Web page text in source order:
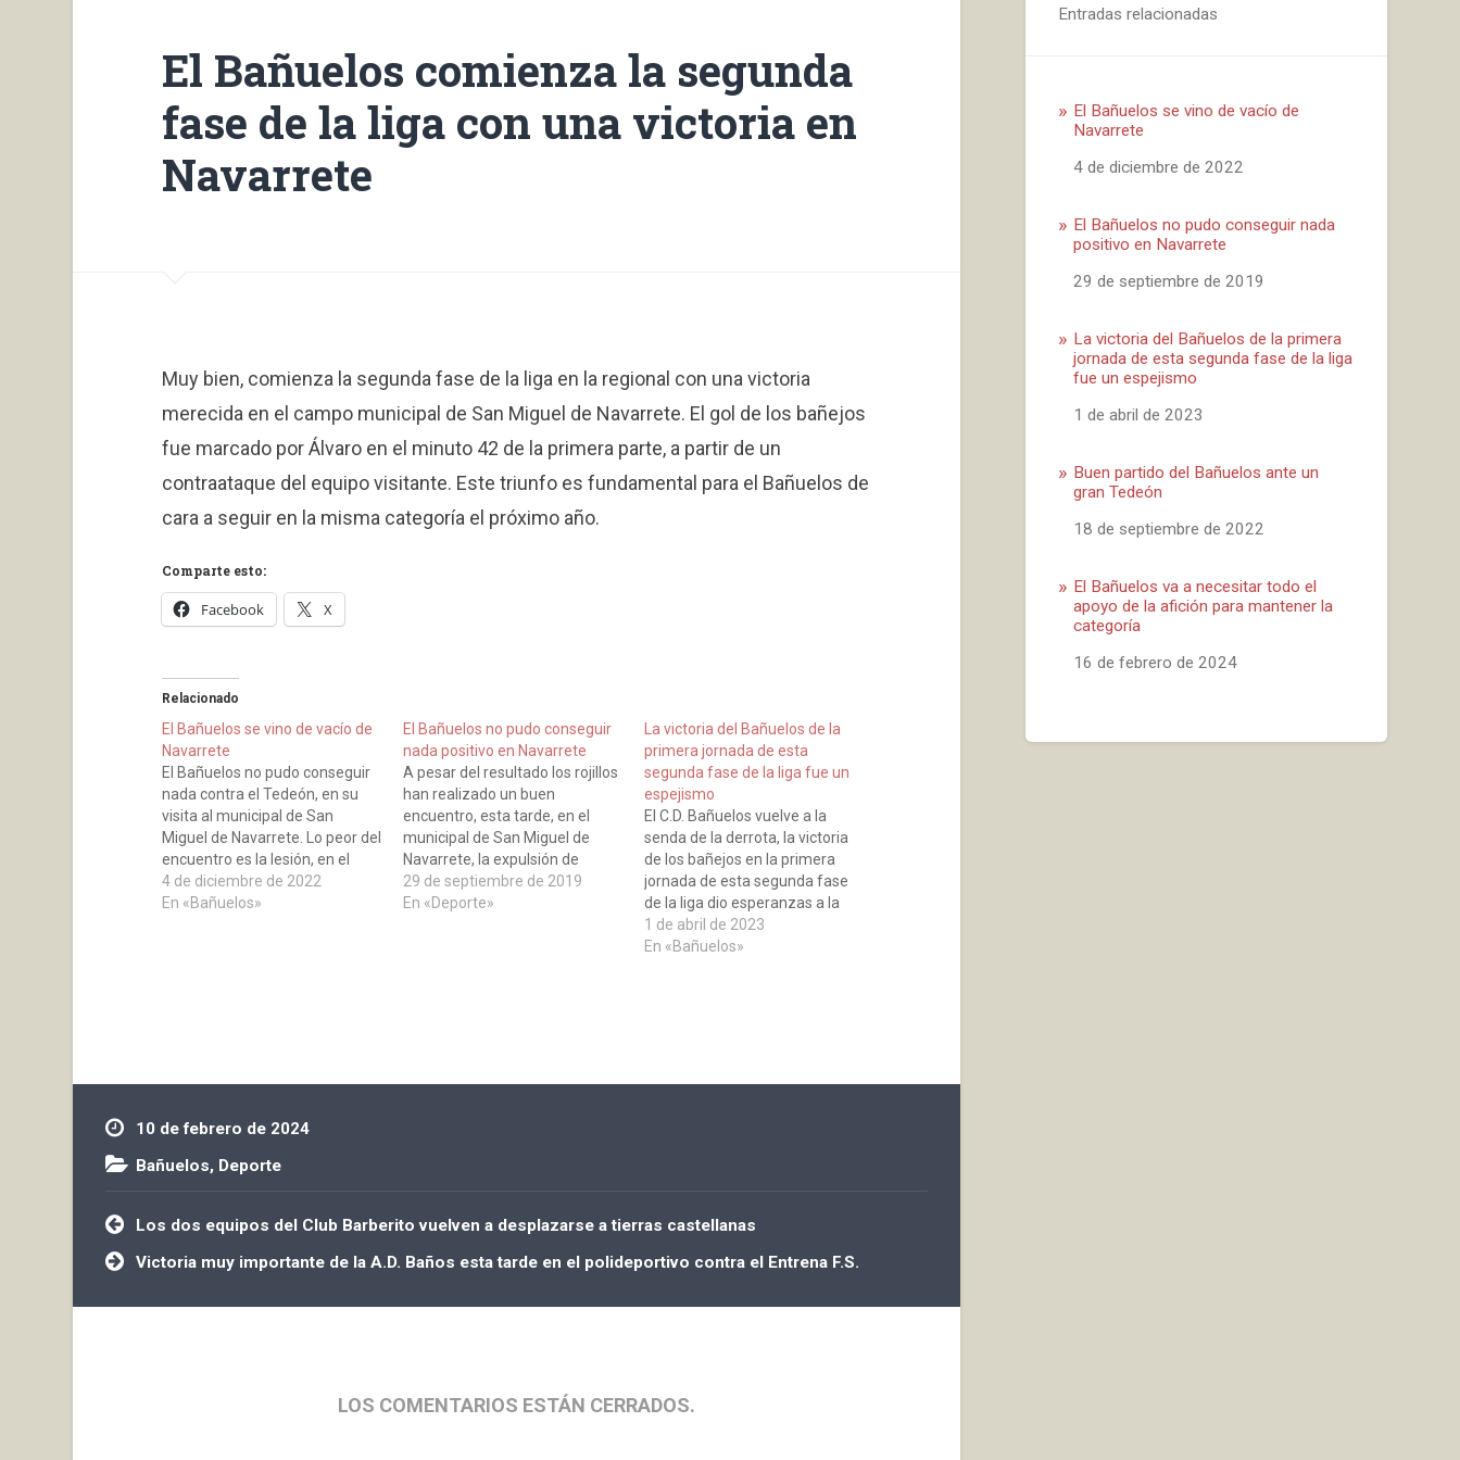
El Bañuelos comienza la segunda
fase de la liga con una victoria en
Navarrete
Muy bien, comienza la segunda fase de la liga en la regional con una victoria
merecida en el campo municipal de San Miguel de Navarrete. El gol de los bañejos
fue marcado por Álvaro en el minuto 42 de la primera parte, a partir de un
contraataque del equipo visitante. Este triunfo es fundamental para el Bañuelos de
cara a seguir en la misma categoría el próximo año.
Comparte esto:
Facebook X
Relacionado
El Bañuelos se vino de vacío de
Navarrete
El Bañuelos no pudo conseguir
nada contra el Tedeón, en su
visita al municipal de San
Miguel de Navarrete. Lo peor del
encuentro es la lesión, en el
minuto cinco, de nuestro
goleador Mario Fulgueira. Un
4 de diciembre de 2022
En «Bañuelos»
El Bañuelos no pudo conseguir
nada positivo en Navarrete
A pesar del resultado los rojillos
han realizado un buen
encuentro, esta tarde, en el
municipal de San Miguel de
Navarrete, la expulsión de
Hornos, en el minuto 28 de la
primera parte, condicionó el
29 de septiembre de 2019
En «Deporte»
La victoria del Bañuelos de la
primera jornada de esta
segunda fase de la liga fue un
espejismo
El C.D. Bañuelos vuelve a la
senda de la derrota, la victoria
de los bañejos en la primera
jornada de esta segunda fase
de la liga dio esperanzas a la
afición. El equipo local realizó un
buen partido y tuvo bastantes
1 de abril de 2023
En «Bañuelos»
10 de febrero de 2024
Bañuelos, Deporte
Navegación
de
entradas
Los dos equipos del Club Barberito vuelven a desplazarse a tierras castellanas
Victoria muy importante de la A.D. Baños esta tarde en el polideportivo contra el Entrena F.S.
LOS COMENTARIOS ESTÁN CERRADOS.
Entradas relacionadas
El Bañuelos se vino de vacío de
Navarrete
Fecha
4 de diciembre de 2022
El Bañuelos no pudo conseguir nada
positivo en Navarrete
Fecha
29 de septiembre de 2019
La victoria del Bañuelos de la primera
jornada de esta segunda fase de la liga
fue un espejismo
Fecha
1 de abril de 2023
Buen partido del Bañuelos ante un
gran Tedeón
Fecha
18 de septiembre de 2022
El Bañuelos va a necesitar todo el
apoyo de la afición para mantener la
categoría
Fecha
16 de febrero de 2024